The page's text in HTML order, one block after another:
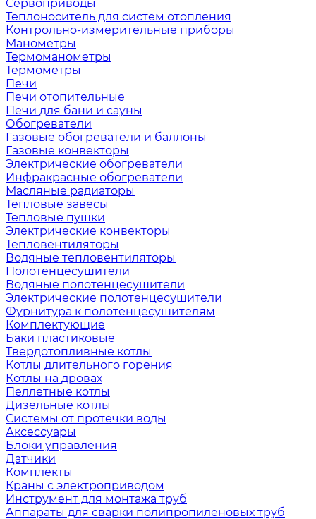
Сервоприводы
Теплоноситель для систем отопления
Контрольно-измерительные приборы
Манометры
Термоманометры
Термометры
Печи
Печи отопительные
Печи для бани и сауны
Обогреватели
Газовые обогреватели и баллоны
Газовые конвекторы
Электрические обогреватели
Инфракрасные обогреватели
Масляные радиаторы
Тепловые завесы
Тепловые пушки
Электрические конвекторы
Тепловентиляторы
Водяные тепловентиляторы
Полотенцесушители
Водяные полотенцесушители
Электрические полотенцесушители
Фурнитура к полотенцесушителям
Комплектующие
Баки пластиковые
Твердотопливные котлы
Котлы длительного горения
Котлы на дровах
Пеллетные котлы
Дизельные котлы
Системы от протечки воды
Аксессуары
Блоки управления
Датчики
Комплекты
Краны с электроприводом
Инструмент для монтажа труб
Аппараты для сварки полипропиленовых труб